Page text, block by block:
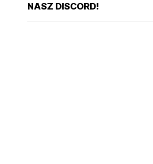
NASZ DISCORD!